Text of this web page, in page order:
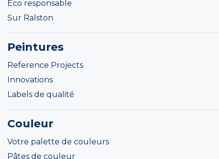
Eco responsable
Sur Ralston
Peintures
Reference Projects
Innovations
Labels de qualité
Couleur
Votre palette de couleurs
Pâtes de couleur